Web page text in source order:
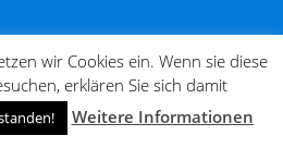
wir Cookies ein. Wenn sie diese
erklären Sie sich damit
Weitere Informationen